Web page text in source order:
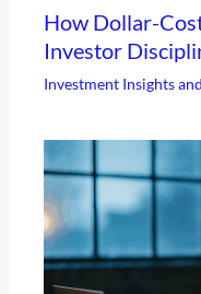
How Dollar-
Investor
Investment Insights